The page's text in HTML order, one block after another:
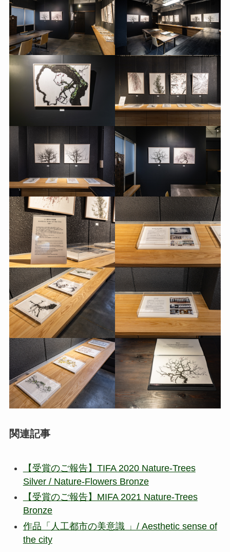
関連記事
【受賞のご報告】TIFA 2020 Nature-Trees
Silver / Nature-Flowers Bronze
【受賞のご報告】MIFA 2021 Nature-Trees
Bronze
作品「人工都市の美意識 」/ Aesthetic sense of
the city